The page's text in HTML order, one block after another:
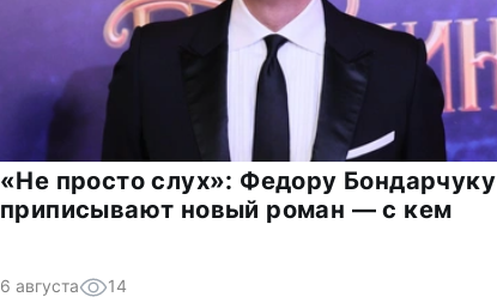
«Не просто слух»: Федору Бондарчуку
приписывают новый роман — с кем
6 августа 14